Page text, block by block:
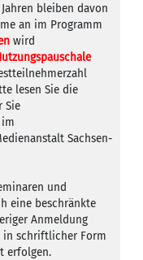
bleiben davon
an im Programm
wird
lesen Sie die
Sie
Sachsen-
und
eine beschränkte
Anmeldung
in schriftlicher Form
erfolgen.